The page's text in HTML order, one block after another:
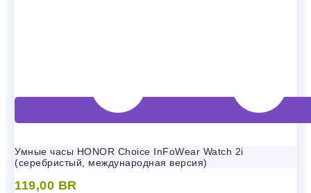
Умные часы HONOR Choice InFoWear Watch 2i
(серебристый, международная версия)
119,00 BR